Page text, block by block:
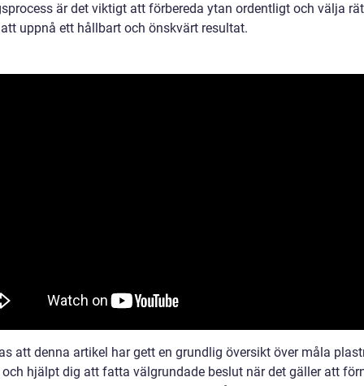
är det viktigt att förbereda ytan ordentligt och välja
uppnå ett hållbart och önskvärt resultat.
att denna artikel har gett en grundlig översikt över måla
hjälpt dig att fatta välgrundade beslut när det gäller att